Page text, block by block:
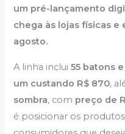
um pré-lançamento
chega às lojas físicas e
agosto.
A linha inclui55 batons
um custando R$ 870,
sombra, com preço de
é posicionar os